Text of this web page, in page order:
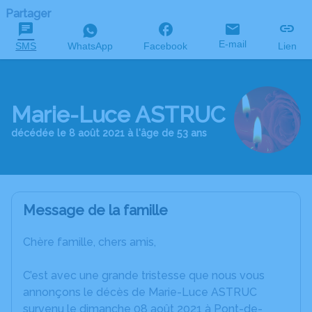
Partager
SMS WhatsApp Facebook E-mail Lien
Marie-Luce ASTRUC
décédée le 8 août 2021 à l'âge de 53 ans
Message de la famille
Chère famille, chers amis,
C’est avec une grande tristesse que nous vous
annonçons le décès de Marie-Luce ASTRUC
survenu le dimanche 08 août 2021 à Pont-de-